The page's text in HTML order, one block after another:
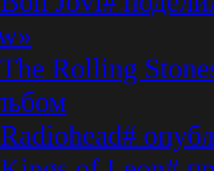
Rolling